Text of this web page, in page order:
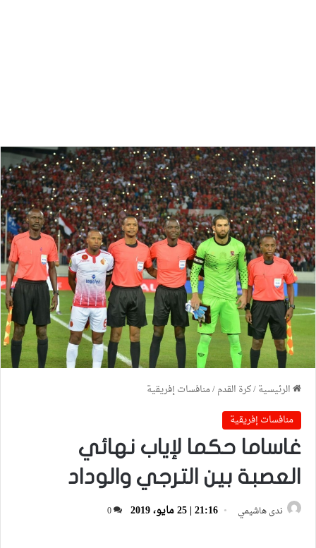
الرئيسية/كرة القدم/منافسات إفريقية
منافسات إفريقية
غاساما حكما لإياب نهائي
العصبة بين الترجي والوداد
ندى هاشيمي 21:16 | 25 مايو، 2019 0